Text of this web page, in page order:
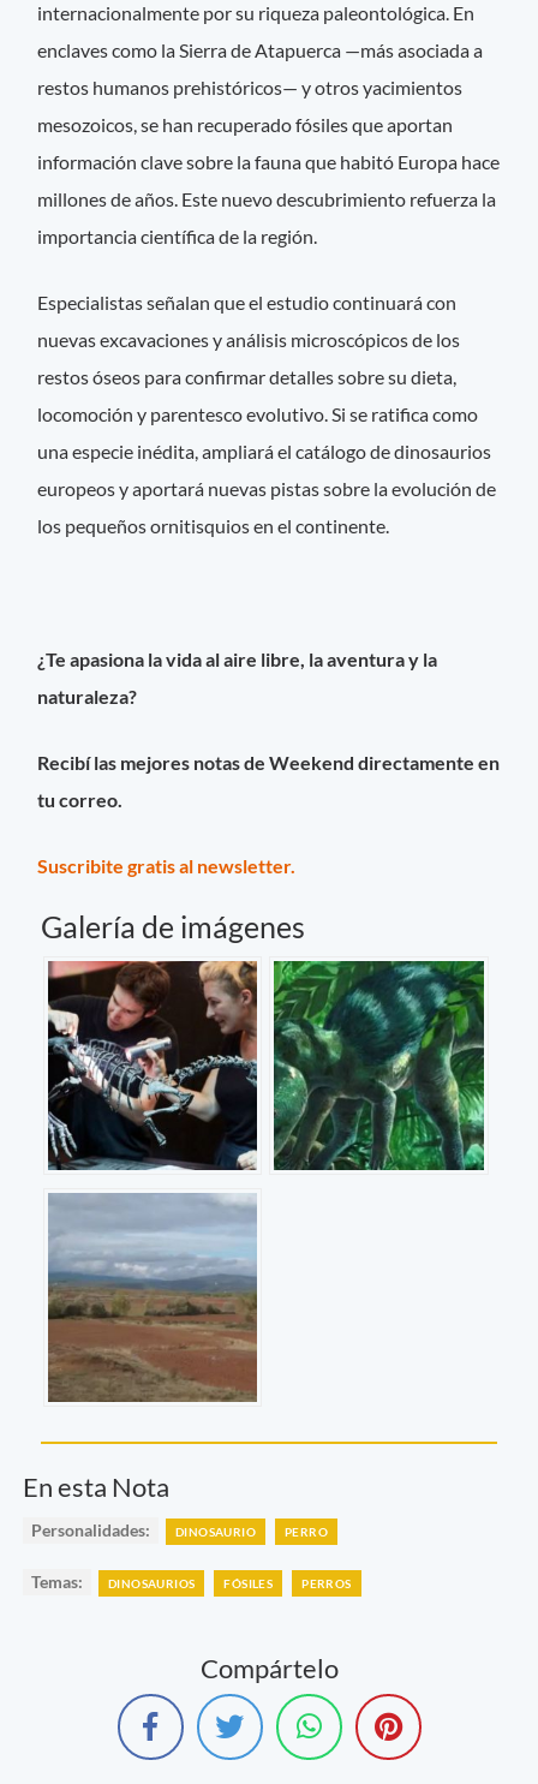
internacionalmente por su riqueza paleontológica. En
enclaves como la Sierra de Atapuerca —más asociada a
restos humanos prehistóricos— y otros yacimientos
mesozoicos, se han recuperado fósiles que aportan
información clave sobre la fauna que habitó Europa hace
millones de años. Este nuevo descubrimiento refuerza la
importancia científica de la región.
Especialistas señalan que el estudio continuará con
nuevas excavaciones y análisis microscópicos de los
restos óseos para confirmar detalles sobre su dieta,
locomoción y parentesco evolutivo. Si se ratifica como
una especie inédita, ampliará el catálogo de dinosaurios
europeos y aportará nuevas pistas sobre la evolución de
los pequeños ornitisquios en el continente.
¿Te apasiona la vida al aire libre, la aventura y la
naturaleza?
Recibí las mejores notas de Weekend directamente en
tu correo.
Suscribite gratis al newsletter.
Galería de imágenes
En esta Nota
Personalidades: DINOSAURIO PERRO
Temas: DINOSAURIOS FÓSILES PERROS
Compártelo